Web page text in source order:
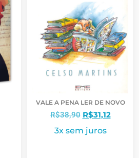
VALE A PENA LER DE NOVO
R$38,90 R$31,12
3x sem juros